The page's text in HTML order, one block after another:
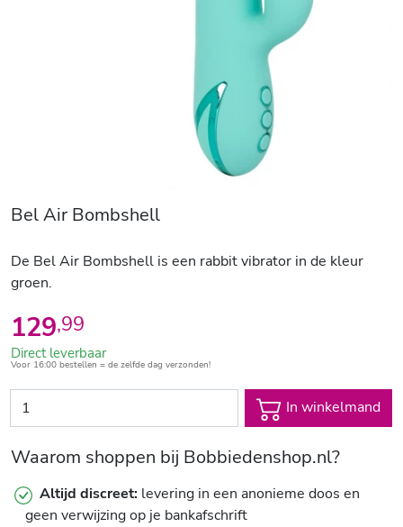
Bel Air Bombshell
De Bel Air Bombshell is een rabbit vibrator in de kleur
groen.
129,99
Direct leverbaar
Voor 16:00 bestellen = de zelfde dag verzonden!
In winkelmand
Waarom shoppen bij Bobbiedenshop.nl?
Altijd discreet: levering in een anonieme doos en
geen verwijzing op je bankafschrift